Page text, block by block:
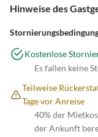
Hinweise des
Kostenlose
Es fallen keine
Teilweise
Tage vor Anreise
40% der
der Ankunft